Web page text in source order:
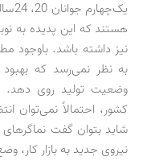
هستند که این پدیده به
نیز داشته باشد. باوجود
به نظر نمی‌رسد که
وضعیت تولید روی دهد.
کشور، احتمالاً نمی‌توان
شاید بتوان گفت
نیروی جدید به بازار کار،